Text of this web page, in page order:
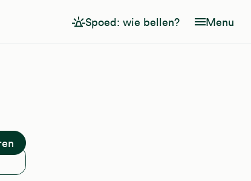
Spoed: wie bellen? Menu